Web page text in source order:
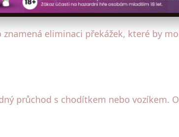
eliminaci překážek, které by
průchod s chodítkem nebo vozíkem.